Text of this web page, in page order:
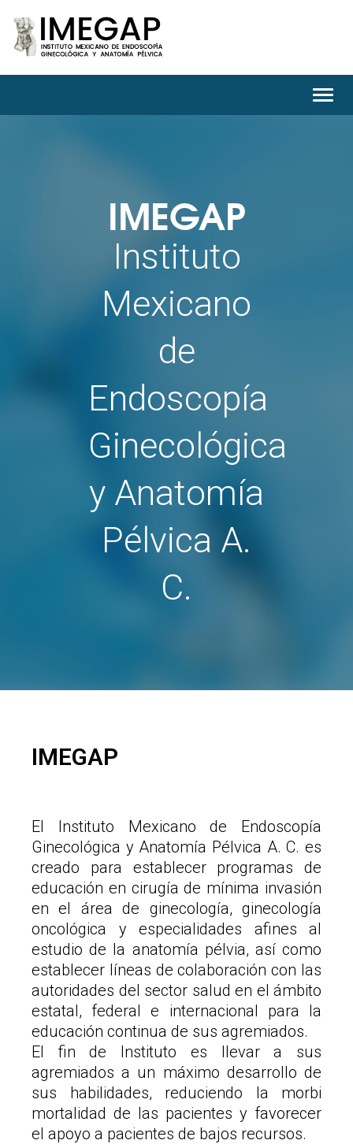
IMEGAP
Instituto
Mexicano
de
Endoscopía
Ginecológica
y Anatomía
Pélvica A.
C.
IMEGAP
El Instituto Mexicano de Endoscopía
Ginecológica y Anatomía Pélvica A. C. es
creado para establecer programas de
educación en cirugía de mínima invasión
en el área de ginecología, ginecología
oncológica y especialidades afines al
estudio de la anatomía pélvia, así como
establecer líneas de colaboración con las
autoridades del sector salud en el ámbito
estatal, federal e internacional para la
educación continua de sus agremiados.
El fin de Instituto es llevar a sus
agremiados a un máximo desarrollo de
sus habilidades, reduciendo la morbi
mortalidad de las pacientes y favorecer
el apoyo a pacientes de bajos recursos.